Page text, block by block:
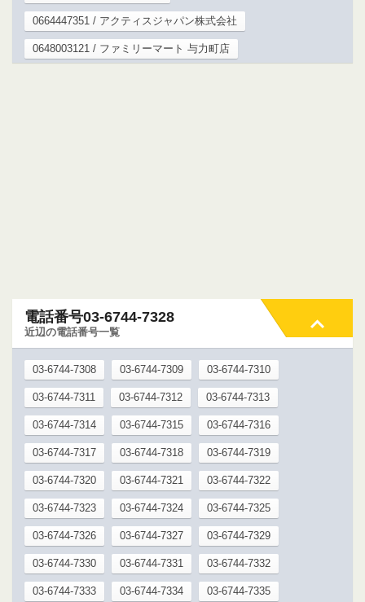
0664447351 / アクティスジャパン株式会社
0648003121 / ファミリーマート 与力町店
電話番号03-6744-7328
近辺の電話番号一覧
03-6744-7308 03-6744-7309 03-6744-7310
03-6744-7311 03-6744-7312 03-6744-7313
03-6744-7314 03-6744-7315 03-6744-7316
03-6744-7317 03-6744-7318 03-6744-7319
03-6744-7320 03-6744-7321 03-6744-7322
03-6744-7323 03-6744-7324 03-6744-7325
03-6744-7326 03-6744-7327 03-6744-7329
03-6744-7330 03-6744-7331 03-6744-7332
03-6744-7333 03-6744-7334 03-6744-7335